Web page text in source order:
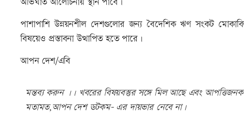
পাশাপাশি উন্নয়নশীল দেশগুলোর জন্য বৈদেশিক ঋণ সংকট
বিষয়েও প্রস্তাবনা উত্থাপিত হতে পারে।
আপন দেশ/এবি
মন্তব্য করুন ।। খবরের বিষয়বস্তুর সঙ্গে মিল আছে এবং আপত্তিজনক
মতামত,আপন দেশ ডটকম- এর দায়ভার নেবে না।